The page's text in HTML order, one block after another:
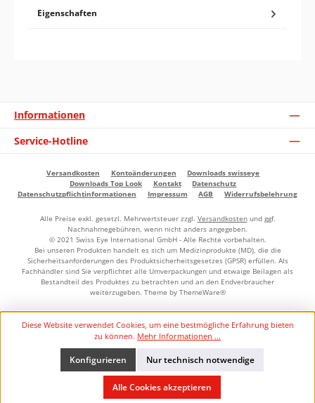
Eigenschaften
Informationen
Service-Hotline
Versandkosten Kontoänderungen
Downloads swisseye
Downloads Top Look
Kontakt
Datenschutz
Datenschutzpflichtinformationen
Impressum AGB Widerrufsbelehrung
Alle Preise exkl. gesetzl. Mehrwertsteuer zzgl. Versandkostenund ggf.
Nachnahmegebühren, wenn nicht anders angegeben.
© 2021 Swiss Eye International GmbH - Alle Rechte vorbehalten.
Bei unseren Produkten handelt es sich um Medizinprodukte (MD), die die
Sicherheitsanforderungen des Produktsicherheitsgesetzes (GPSR) erfüllen. Als
Fachhändler sind Sie verpflichtet alle Umverpackungen und etwaige Beilagen als
Bestandteil des Produktes zu betrachten und an den Endverbraucher
weiterzugeben. Theme by ThemeWare®
Diese Website verwendet Cookies, um eine bestmögliche Erfahrung bieten
zu können. Mehr Informationen ...
Nur technisch notwendige
Konfigurieren
Alle Cookies akzeptieren